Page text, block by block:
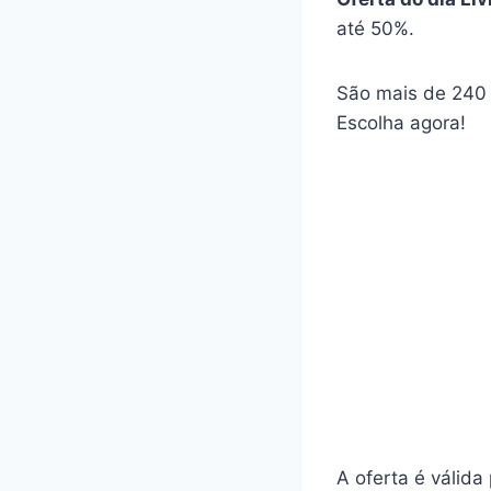
até 50%.
São mais de
Escolha agora!
A oferta é válida